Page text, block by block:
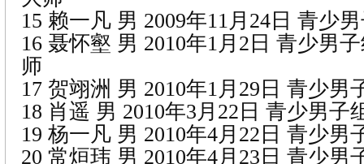
15 赖一凡 男 2009年11月24日 青少
16 聂怀壑 男 2010年1月2日 青少男
师
17 贺翊洲 男 2010年1月29日 青少男
18 肖遥 男 2010年3月22日 青少男子
19 杨一凡 男 2010年4月22日 青少男
20 常烜玮 男 2010年4月23日 青少男